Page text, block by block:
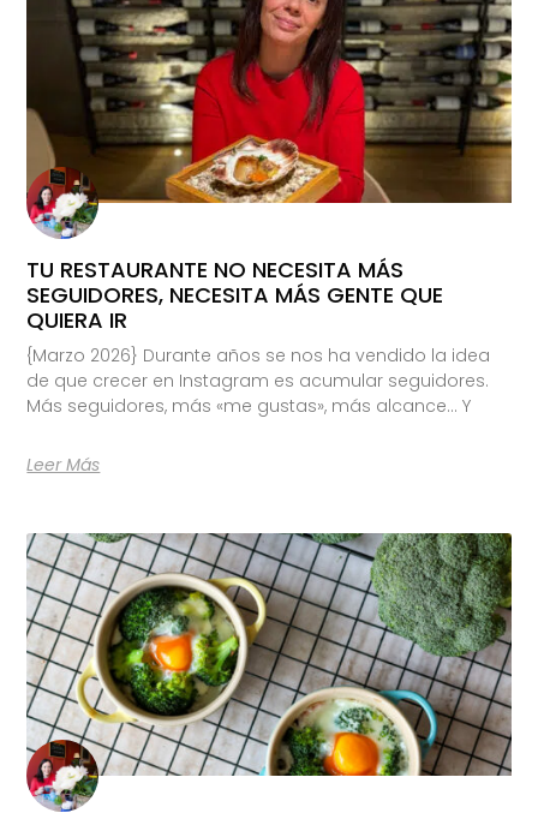
TU RESTAURANTE NO NECESITA MÁS
SEGUIDORES, NECESITA MÁS GENTE QUE
QUIERA IR
{Marzo 2026} Durante años se nos ha vendido la idea
de que crecer en Instagram es acumular seguidores.
Más seguidores, más «me gustas», más alcance… Y
Leer Más